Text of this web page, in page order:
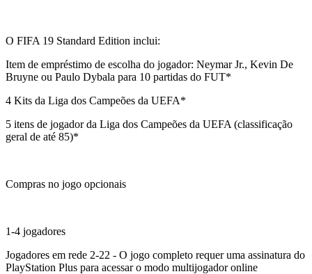
O FIFA 19 Standard Edition inclui:
Item de empréstimo de escolha do jogador: Neymar Jr., Kevin De
Bruyne ou Paulo Dybala para 10 partidas do FUT*
4 Kits da Liga dos Campeões da UEFA*
5 itens de jogador da Liga dos Campeões da UEFA (classificação
geral de até 85)*
Compras no jogo opcionais
1-4 jogadores
Jogadores em rede 2-22 - O jogo completo requer uma assinatura do
PlayStation Plus para acessar o modo multijogador online